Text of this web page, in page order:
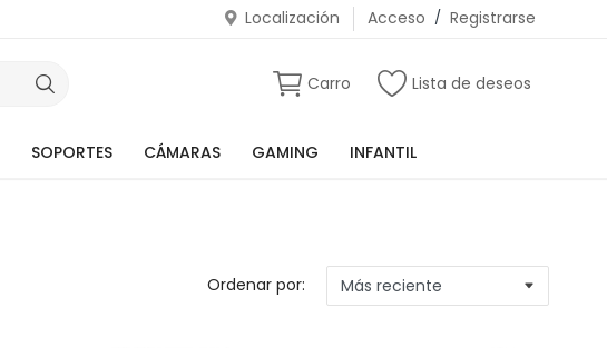
Localización Acceso / Registrarse
Carro Lista de deseos
SOPORTES CÁMARAS GAMING INFANTIL
Ordenar por: